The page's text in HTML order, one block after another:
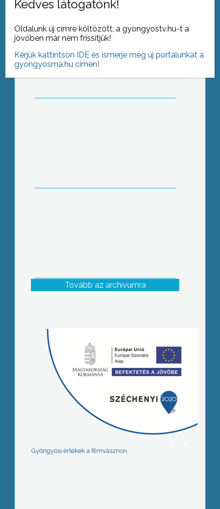
Új utak
Tovább az archívumra
Gyöngyösi értékek a filmvásznon
Kedves látogatónk!
Oldalunk új címre költözött, a gyongyostv.hu-t a
jövőben már nem frissítjük!
Kérjük kattintson IDE és ismerje meg új portálunkat a
gyongyosma.hu címen!